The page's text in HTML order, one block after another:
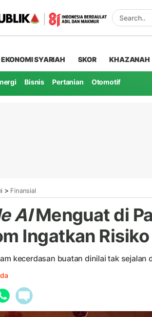
EKONOMI SYARIAH SKOR KHAZANAH
Bisnis Pertanian Otomotif
> Finansial
AIMenguat di
Ingatkan
kecerdasan buatan dinilai tak sejalan